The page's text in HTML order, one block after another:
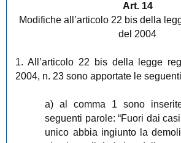
Art. 14
Modifiche all’articolo 22 bis della
del 2004
1. All’articolo 22 bis della legge
2004, n. 23 sono apportate le
a) al comma 1 sono
seguenti parole: “Fuori dai
unico abbia ingiunto la